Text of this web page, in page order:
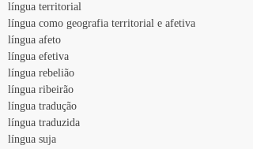
língua territorial
língua como geografia territorial e afetiva
língua afeto
língua efetiva
língua rebelião
língua ribeirão
língua tradução
língua traduzida
língua suja